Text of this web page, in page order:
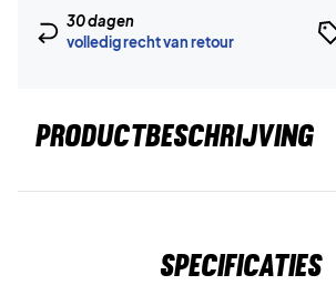
30 dagen
volledig recht van retour
PRODUCTBESCHRIJVING
Specificaties